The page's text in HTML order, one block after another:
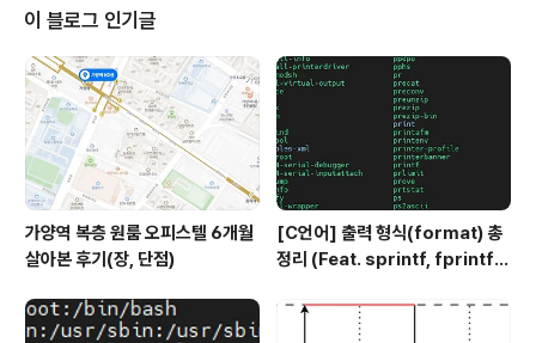
자열을 반환합니다. 아래는 사용 예를 보여줍니다. String str="AABBCCD
D"; Sy..
이 블로그 인기글
가양역 복층 원룸 오피스텔 6개월
살아본 후기(장, 단점)
[C언어] 출력 형식(format) 총
정리 (Feat. sprintf, fprintf)
제 까지